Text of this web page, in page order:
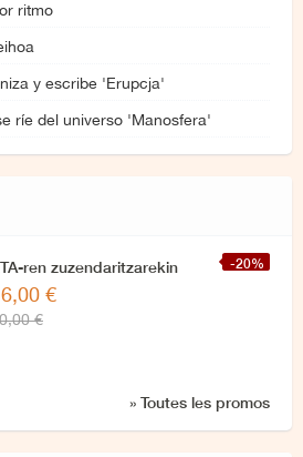
ritmo
y escribe 'Erupcja'
ríe del universo 'Manosfera'
-20%
ren zuzendaritzarekin
elkarrizketa
€
€
» Toutes les promos